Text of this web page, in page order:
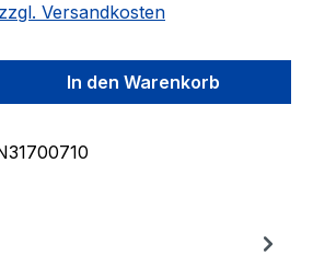
Versandkosten
Gib den
In den Warenkorb